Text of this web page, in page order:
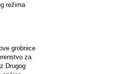
režima
grobnice
za
Drugog